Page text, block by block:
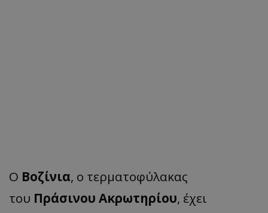
Ο Βοζίνια, ο τερματοφύλακας
του Πράσινου Ακρωτηρίου, έχει